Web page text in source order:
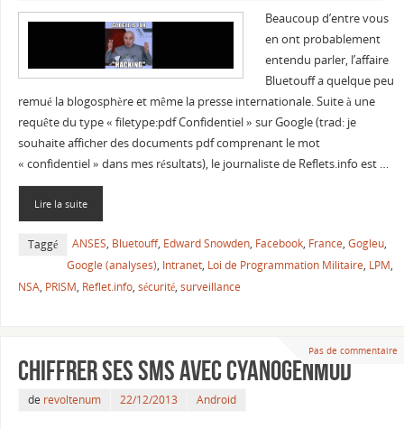
Beaucoup d’entre vous
en ont probablement
entendu parler, l’affaire
Bluetouff a quelque peu
remué la blogosphère et même la presse internationale. Suite à une
requête du type « filetype:pdf Confidentiel » sur Google (trad: je
souhaite afficher des documents pdf comprenant le mot
« confidentiel » dans mes résultats), le journaliste de Reflets.info est …
Lire la suite
Taggé ANSES, Bluetouff, Edward Snowden, Facebook, France, Gogleu,
Google (analyses), Intranet, Loi de Programmation Militaire, LPM,
NSA, PRISM, Reflet.info, sécurité, surveillance
Pas de commentaire
Chiffrer ses SMS avec CyanogenMod
de revoltenum 22/12/2013 Android